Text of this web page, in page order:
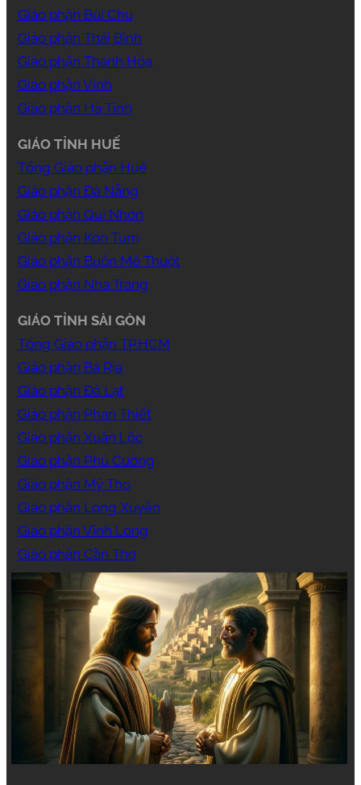
Giáo phận Bùi Chu
Giáo phận Thái Bình
Giáo phận Thanh Hóa
Giáo phận Vinh
Giáo phận Hà Tĩnh
GIÁO TỈNH HUẾ
Tổng Giáo phận Huế
Giáo phận Đà Nẵng
Giáo phận Qui Nhơn
Giáo phận Kon Tum
Giáo phận Buôn Mê Thuột
Giáo phận Nha Trang
GIÁO TỈNH SÀI GÒN
Tổng Giáo phận TP.HCM
Giáo phận Bà Rịa
Giáo phận Đà Lạt
Giáo phận Phan Thiết
Giáo phận Xuân Lộc
Giáo phận Phú Cường
Giáo phận Mỹ Tho
Giáo phận Long Xuyên
Giáo phận Vĩnh Long
Giáo phận Cần Thơ